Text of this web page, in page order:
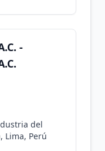
-
del
Lima, Perú